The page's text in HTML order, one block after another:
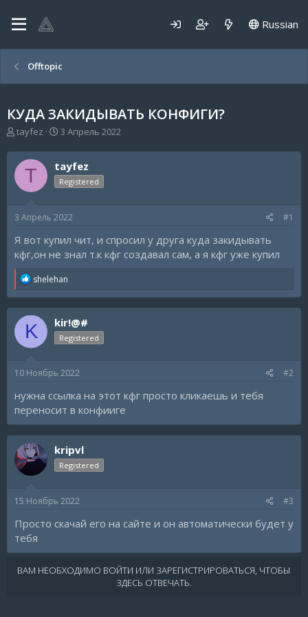
Russian
Offtopic
КУДА ЗАКИДЫВАТЬ КОНФИГИ?
А
т
о
р
т
м
tayfez
Д
т
а
н
а
а
3 Апрель 2022
T tayfez
Registered
3 Апрель 2022 #1
Я вот купил чит, и спросил у друга куда закидывать
кфг,он не знал т.к кфг создавал сам, а я кфг уже купил
R
a
c
t
i
o
:
shelehan
K kir!@#
Registered
10 Ноябрь 2022 #2
нужна ссылка на этот кфг просто кликаешь и тебя
переносит в конфииге
kripvl
Registered
15 Ноябрь 2022 #3
Просто скачай его на сайте и он автоматически будет у
тебя
ВАМ НЕОБХОДИМО ВОЙТИ ИЛИ ЗАРЕГИСТРИРОВАТЬСЯ, ЧТОБЫ
ЗДЕСЬ ОТВЕЧАТЬ.